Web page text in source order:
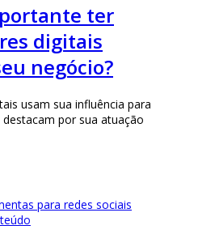
ter
digitais
negócio?
usam sua influência para
por sua atuação
para redes sociais